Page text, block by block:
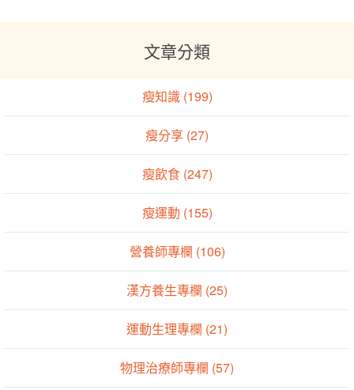
文章分類
瘦知識 (199)
瘦分享 (27)
瘦飲食 (247)
瘦運動 (155)
營養師專欄 (106)
漢方養生專欄 (25)
運動生理專欄 (21)
物理治療師專欄 (57)